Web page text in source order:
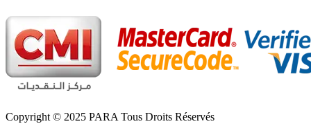
Copyright © 2025 PARA Tous Droits Réservés